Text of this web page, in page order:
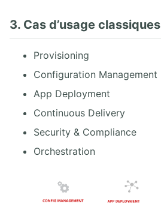
3. Cas d’usage classiques
Provisioning
Configuration Management
App Deployment
Continuous Delivery
Security & Compliance
Orchestration